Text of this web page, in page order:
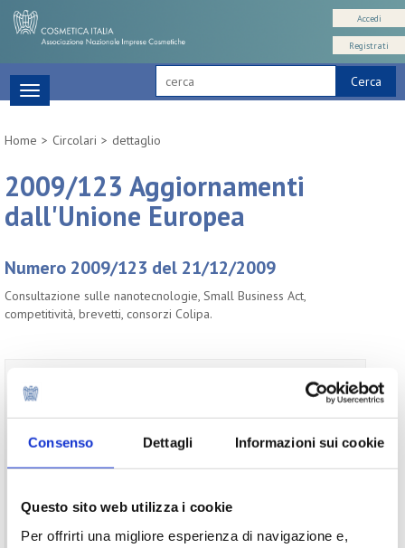
Consenso Dettagli Informazioni sui cookie
Questo sito web utilizza i cookie
Per offrirti una migliore esperienza di navigazione e,
Cerca
Accedi
Registrati
Toggle
navigation
Home
Circolari dettaglio
2009/123 Aggiornamenti
dall'Unione Europea
Numero 2009/123 del 21/12/2009
Consultazione sulle nanotecnologie, Small Business Act,
competitività, brevetti, consorzi Colipa.
documento, devi essere un utente registrato
Password